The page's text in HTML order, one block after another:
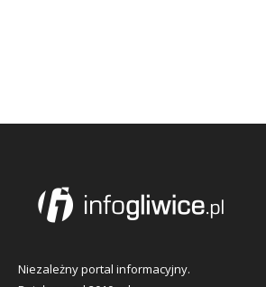
Niezależny portal informacyjny.